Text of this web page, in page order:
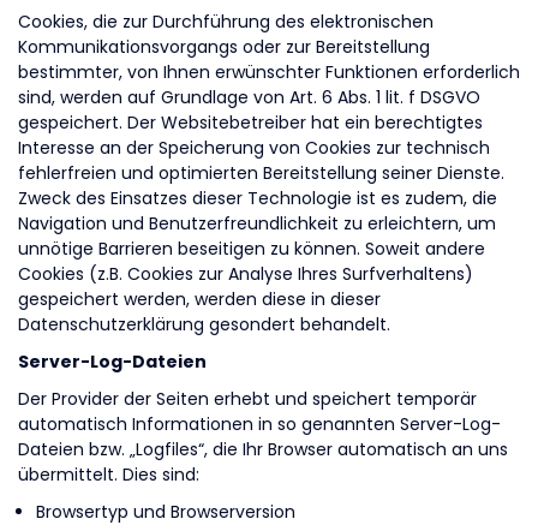
Cookies, die zur Durchführung des elektronischen
Kommunikationsvorgangs oder zur Bereitstellung
bestimmter, von Ihnen erwünschter Funktionen erforderlich
sind, werden auf Grundlage von Art. 6 Abs. 1 lit. f DSGVO
gespeichert. Der Websitebetreiber hat ein berechtigtes
Interesse an der Speicherung von Cookies zur technisch
fehlerfreien und optimierten Bereitstellung seiner Dienste.
Zweck des Einsatzes dieser Technologie ist es zudem, die
Navigation und Benutzerfreundlichkeit zu erleichtern, um
unnötige Barrieren beseitigen zu können. Soweit andere
Cookies (z.B. Cookies zur Analyse Ihres Surfverhaltens)
gespeichert werden, werden diese in dieser
Datenschutzerklärung gesondert behandelt.
Server-Log-Dateien
Der Provider der Seiten erhebt und speichert temporär
automatisch Informationen in so genannten Server-Log-
Dateien bzw. „Logfiles“, die Ihr Browser automatisch an uns
übermittelt. Dies sind:
Browsertyp und Browserversion